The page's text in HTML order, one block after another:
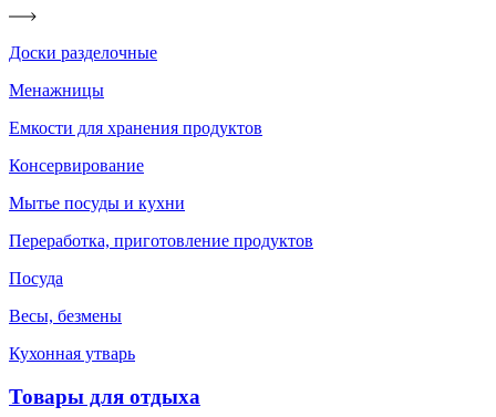
Доски разделочные
Менажницы
Емкости для хранения продуктов
Консервирование
Мытье посуды и кухни
Переработка, приготовление продуктов
Посуда
Весы, безмены
Кухонная утварь
Товары для отдыха